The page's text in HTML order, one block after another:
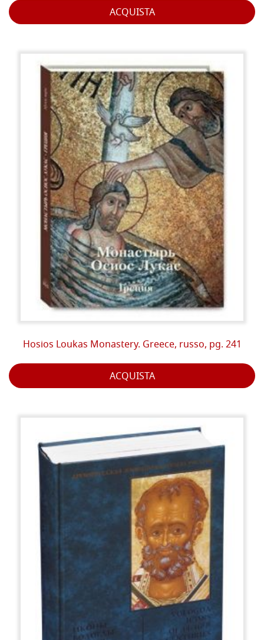
ACQUISTA
Hosios Loukas Monastery. Greece, russo, pg. 241
ACQUISTA